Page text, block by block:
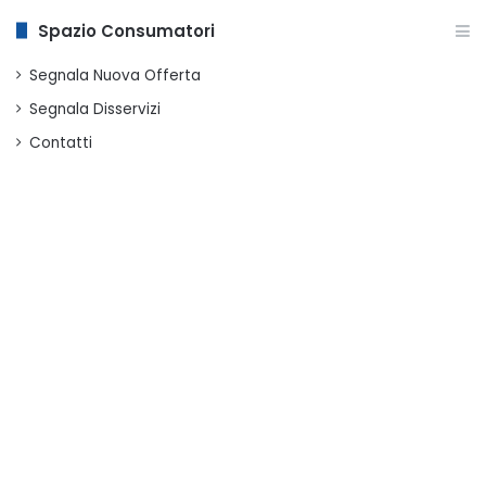
Spazio Consumatori
Segnala Nuova Offerta
Segnala Disservizi
Contatti